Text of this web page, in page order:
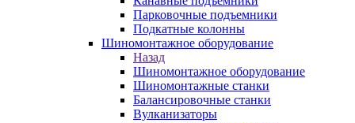
Парковочные подъемники
Подкатные колонны
Шиномонтажное оборудование
Назад
Шиномонтажное оборудование
Шиномонтажные станки
Балансировочные станки
Вулканизаторы